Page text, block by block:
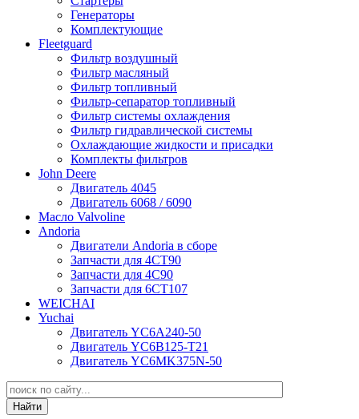
Генераторы
Комплектующие
Fleetguard
Фильтр воздушный
Фильтр масляный
Фильтр топливный
Фильтр-сепаратор топливный
Фильтр системы охлаждения
Фильтр гидравлической системы
Охлаждающие жидкости и присадки
Комплекты фильтров
John Deere
Двигатель 4045
Двигатель 6068 / 6090
Масло Valvoline
Andoria
Двигатели Andoria в сборе
Запчасти для 4CT90
Запчасти для 4С90
Запчасти для 6CT107
WEICHAI
Yuchai
Двигатель YC6A240-50
Двигатель YC6B125-T21
Двигатель YC6MK375N-50